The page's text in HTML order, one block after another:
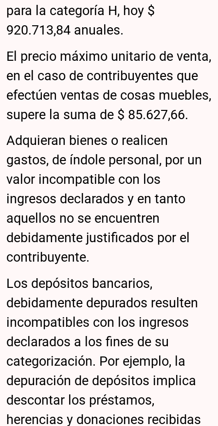
para la categoría H, hoy $
920.713,84 anuales.
El precio máximo unitario de venta,
en el caso de contribuyentes que
efectúen ventas de cosas muebles,
supere la suma de $ 85.627,66.
Adquieran bienes o realicen
gastos, de índole personal, por un
valor incompatible con los
ingresos declarados y en tanto
aquellos no se encuentren
debidamente justificados por el
contribuyente.
Los depósitos bancarios,
debidamente depurados resulten
incompatibles con los ingresos
declarados a los fines de su
categorización. Por ejemplo, la
depuración de depósitos implica
descontar los préstamos,
herencias y donaciones recibidas